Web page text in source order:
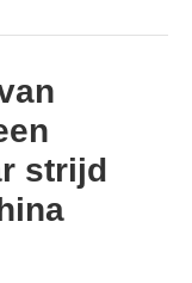
strijd